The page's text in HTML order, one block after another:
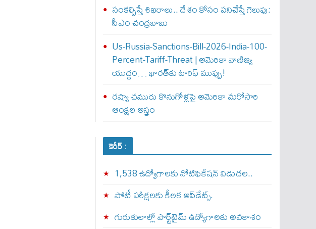
సంకల్పిస్తే శిఖరాలు.. దేశం కోసం పనిచేస్తే గెలుపు:
సీఎం చంద్రబాబు
Us-Russia-Sanctions-Bill-2026-India-100-
Percent-Tariff-Threat | అమెరికా వాణిజ్య
యుద్ధం… భారత్‌కు టారిఫ్ ముప్పు!
రష్యా చమురు కొనుగోళ్లపై అమెరికా మరోసారి
ఆంక్షల అస్త్రం
కెరీర్ :
1,538 ఉద్యోగాలకు నోటిఫికేషన్ విడుదల..
పోటీ పరీక్షలకు కీలక అప్‌డేట్స్.
గురుకులాల్లో పార్ట్‌టైమ్ ఉద్యోగాలకు అవకాశం